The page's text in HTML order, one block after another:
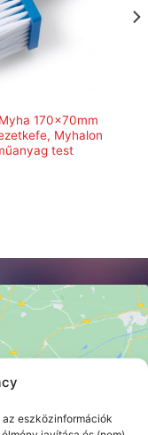
eszközinformációk
170x70mm
Myhalon
test
maps